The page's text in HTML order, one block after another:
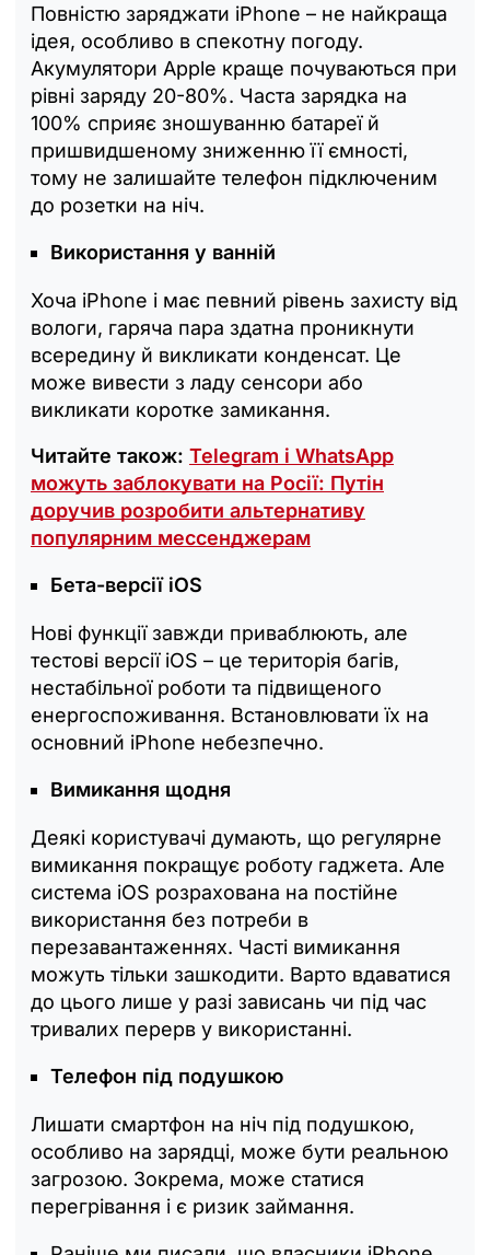
Повністю заряджати iPhone – не найкраща
ідея, особливо в спекотну погоду.
Акумулятори Apple краще почуваються при
рівні заряду 20-80%. Часта зарядка на
100% сприяє зношуванню батареї й
пришвидшеному зниженню її ємності,
тому не залишайте телефон підключеним
до розетки на ніч.
Використання у ванній
Хоча iPhone і має певний рівень захисту від
вологи, гаряча пара здатна проникнути
всередину й викликати конденсат. Це
може вивести з ладу сенсори або
викликати коротке замикання.
Читайте також: Telegram і WhatsApp
можуть заблокувати на Росії: Путін
доручив розробити альтернативу
популярним мессенджерам
Бета-версії iOS
Нові функції завжди приваблюють, але
тестові версії iOS – це територія багів,
нестабільної роботи та підвищеного
енергоспоживання. Встановлювати їх на
основний iPhone небезпечно.
Вимикання щодня
Деякі користувачі думають, що регулярне
вимикання покращує роботу гаджета. Але
система iOS розрахована на постійне
використання без потреби в
перезавантаженнях. Часті вимикання
можуть тільки зашкодити. Варто вдаватися
до цього лише у разі зависань чи під час
тривалих перерв у використанні.
Телефон під подушкою
Лишати смартфон на ніч під подушкою,
особливо на зарядці, може бути реальною
загрозою. Зокрема, може статися
перегрівання і є ризик займання.